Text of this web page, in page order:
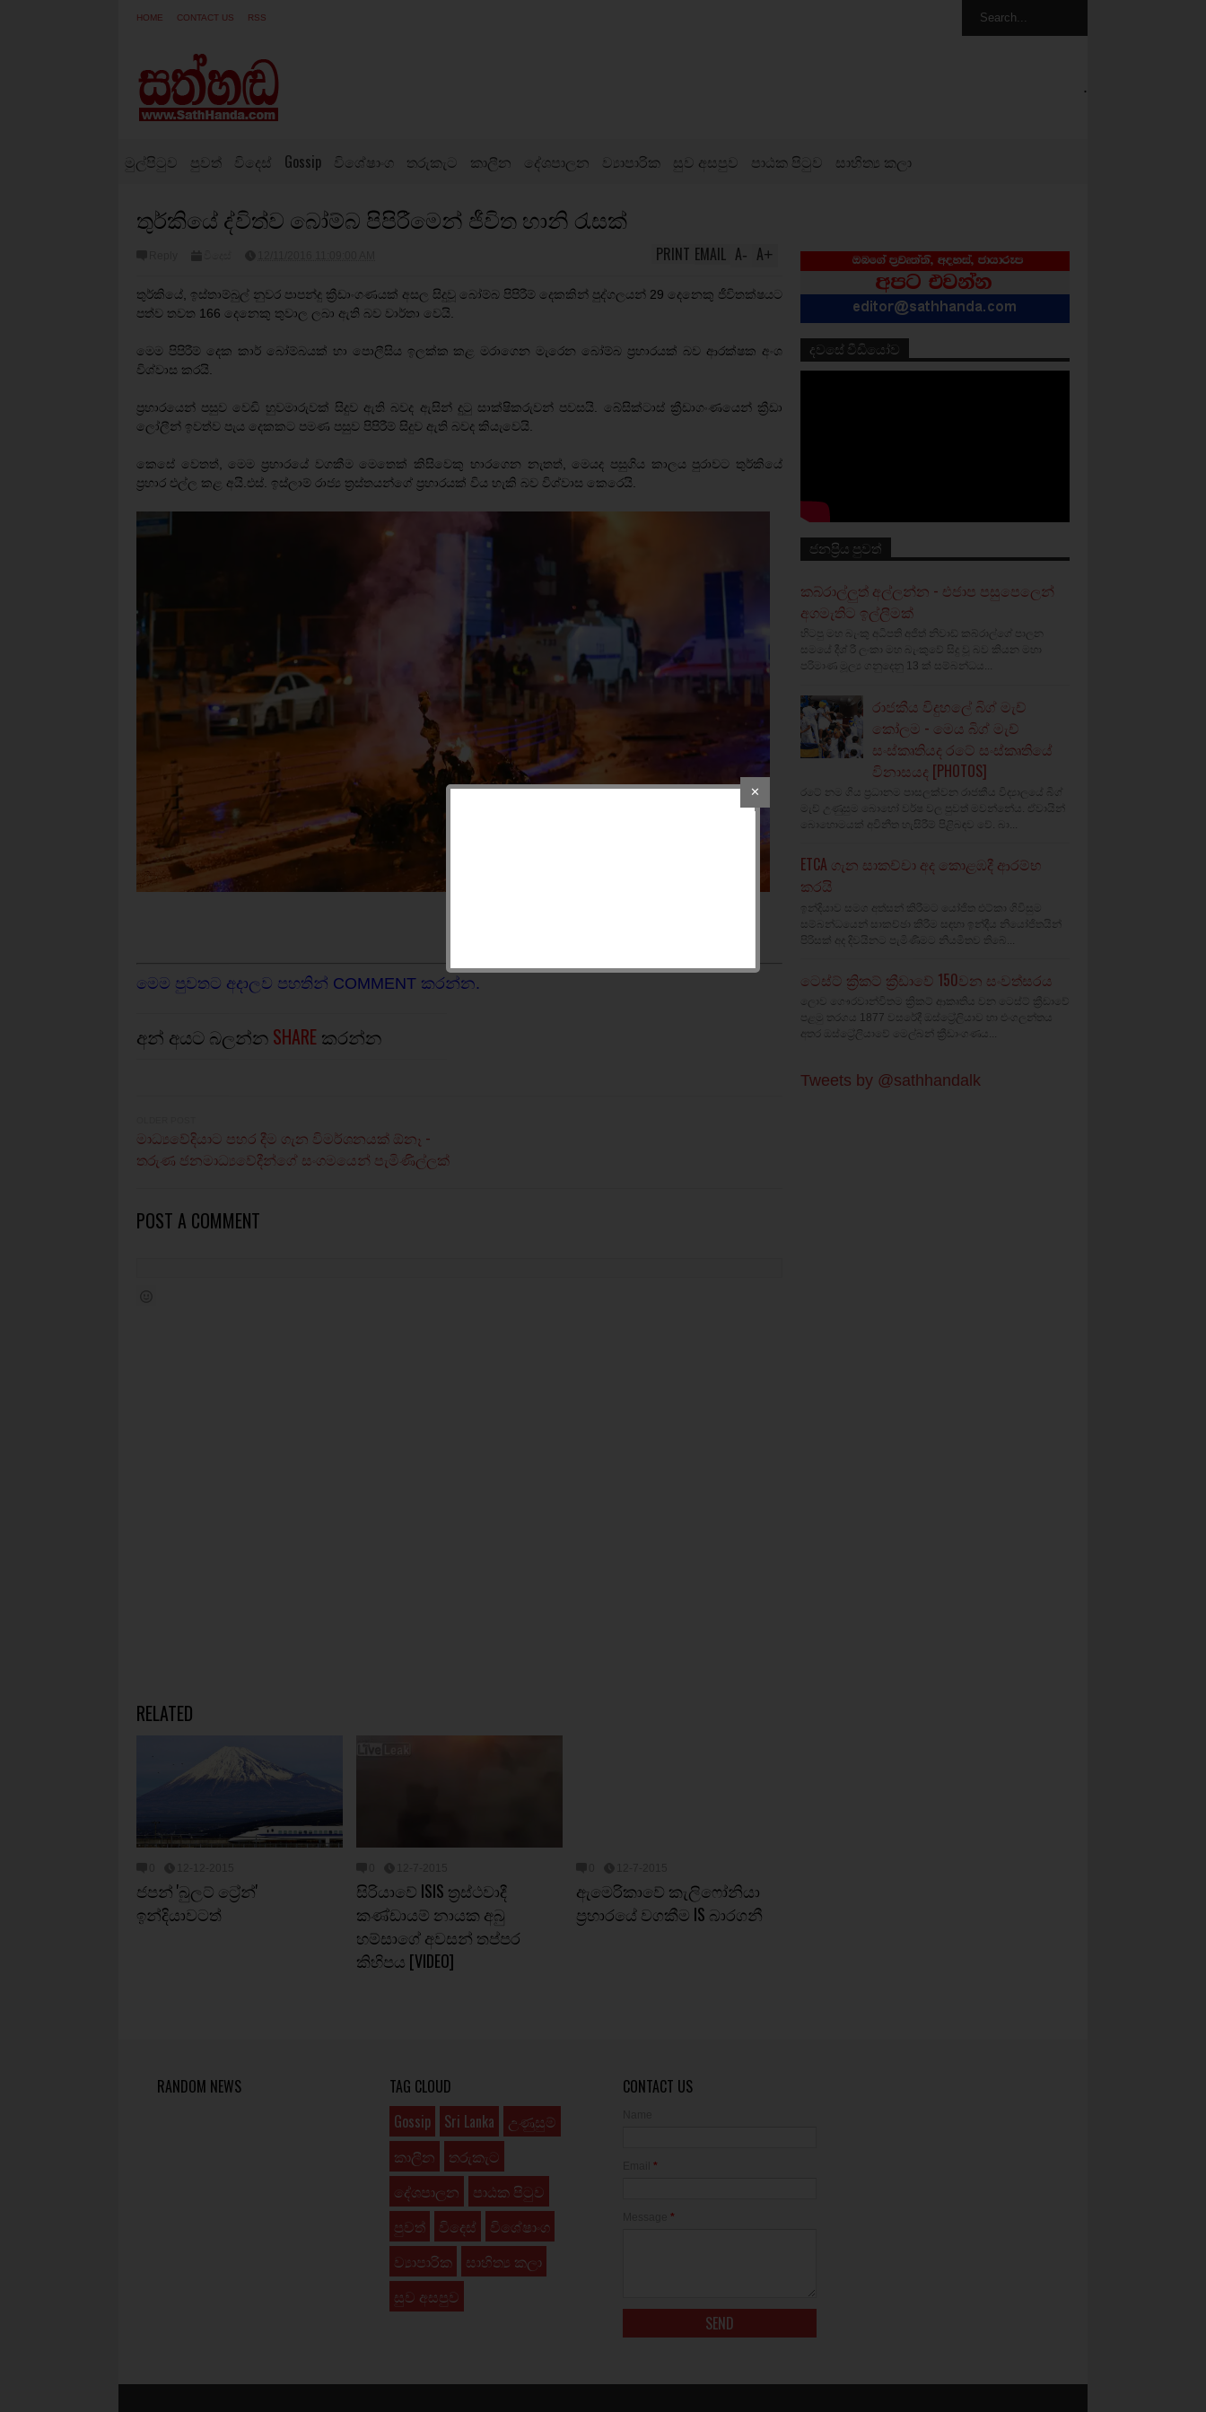
HOME CONTACT US RSS
.
මුල්පිටුව පුවත් විදෙස් Gossip විශේෂාංග තරුකැට කාලීන දේශපාලන ව්‍යාපාරික සුව අසපුව පාඨක පිටුව සාහිත්‍ය කලා
තුර්කියේ ද්විත්ව බෝම්බ පිපිරීමෙන් ජීවිත හානි රැසක්
A+
A-
EMAIL
PRINT
තුර්කියේ, ඉස්තාම්බුල් නුවර පාපන්දු ක්‍රීඩාංගණයක් අසල සිදුවූ බෝම්බ පිපිරීම් දෙකකින් පුද්ගලයන් 29 දෙනෙකු ජීවිතක්ෂයට
පත්ව තවත 166 දෙනෙකු තුවාල ලබා ඇති බව වාර්තා වෙයි.
මෙම පිපිරීම් දෙක කාර් බෝම්බයක් හා පොලීසිය ඉලක්ක කළ මරාගෙන මැරෙන බෝම්බ ප්‍රහාරයක් බව ආරක්ෂක අංශ
විශ්වාස කරයි.
ප්‍රහාරයෙන් පසුව වෙඩි හුවමාරුවක් සිදුව ඇති බවද ඇසින් දුටු සාක්ෂිකරුවන් පවසයි. බේසික්ටාස් ක්‍රීඩාගංණයෙන් ක්‍රීඩා
ලෝලීන් ඉවත්ව පැය දෙකකට පමණ පසුව පිපිරීම් සිදුව ඇති බවද කියැවෙයි.
කෙසේ වෙතත්, මෙම ප්‍රහාරයේ වගකීම මෙතෙක් කිසිවෙකු භාරගෙන නැතත්, මෙයද පසුගිය කාලය පුරාවට තුර්කියේ
ප්‍රහාර එල්ල කළ අයි.එස්. ඉස්ලාම් රාජ්‍ය ත්‍රස්තයන්ගේ ප්‍රහාරයක් විය හැකි බව විශ්වාස කෙරෙයි.
මෙම පුවතට අදාලව පහතින් COMMENT කරන්න.
අන් අයට බලන්න SHARE කරන්න
මාධ්‍යවේදියාට පහර දීම ගැන විමර්ශනයක් ඕනෑ -
තරුණ ජනමාධ්‍යවේදීන්ගේ සංගමයෙන් පැමිණිල්ලක්
POST A COMMENT
RELATED
ජපන් 'බුලට් ට්‍රේන්'
ඉන්දියාවටත්
සිරියාවේ ISIS ත්‍රස්ථවාදී
කණ්ඩායම් නායක අබු
හම්සාගේ අවසන් තප්පර
කිහිපය [VIDEO]
ඇමෙරිකාවේ කැලිෆෝනියා
ප්‍රහාරයේ වගකීම IS බාරගනී
දවසේ වීඩියෝව
ජනප්‍රිය පුවත්
කබ්රාල්ලුත් අල්ලන්න - එජාප පසුපෙලෙන්
අගමැතිට ඉල්ලීමක්
හිටපු මහ බැංකු අධිපති අජිත් නිවාඩ් කබ්රාල්ගේ පාලන
සමයේ දීශ්‍ රී ලංකා මහ බැංකුවේ සිදු වූ බව කියන මහා
පරිමාණ මූල්‍ය ගනුදෙනු 13 ක් සම්බන්ධය...
රාජකීය විදුහලේ බිග් මැච්
කෝලම - මෙය බිග් මැච්
සංස්කෘතියද රටේ සංස්කෘතියේ
විනාසයද [PHOTOS]
රටේ නම ගිය ප්‍රධානම පාසලක්වන රාජකීය විද්‍යාලයේ බිග්
මැච් උණුසුම බොහෝ වර්ෂ වල පුවත් මවන්නේය. ඒවායින්
බොහොමයක් අවිනීත හැසිරීම් පිළිබඳව වේ. බා...
ETCA ගැන සාකච්චා අද කොළඹදී ආරම්භ
කරයි
ඉන්දියාව සමග අත්සන් කිරීමට යෝජිත එට්කා ගිවිසුම
සම්බන්ධයෙන් සාකච්ඡා කිරීම සඳහා ඉන්දීය නියෝජිතයින්
පිරිසක් අද දිවයිනට පැමිණීමට නියමිතව තිබේ...
ටෙස්ට් ක්‍රිකට් ක්‍රීඩාවේ 150වන සංවත්සරය
ලොව ගෞරවාන්විතම ක්‍රිකට් ආකෘතිය වන ටෙස්ට් ක්‍රීඩාවේ
පළමු තරගය 1877 වසරේදී ඔස්ට්‍රේලියාව හා එංගලන්තය
අතර ඔස්ට්‍රේලියාවේ මෙල්බන් ක්‍රීඩාංගණය...
Tweets by @sathhandalk
✕
RANDOM NEWS
TAG CLOUD
Gossip
Sri Lanka
උණුසුම්
කාලීන
තරුකැට
දේශපාලන
පාඨක පිටුව
පුවත්
විදෙස්
විශේෂාංග
ව්‍යාපාරික
සාහිත්‍ය කලා
සුව අසපුව
CONTACT US
*
*